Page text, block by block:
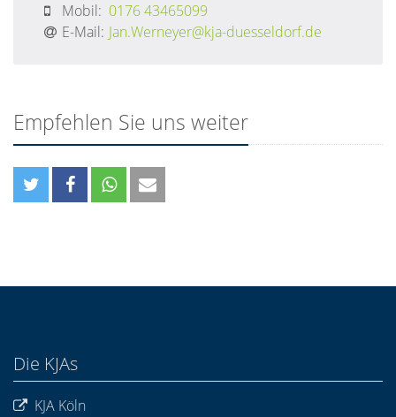
Mobil: 0176 43465099
E-Mail: Jan.Werneyer@kja-duesseldorf.de
Empfehlen Sie uns weiter
Die KJAs
KJA Köln